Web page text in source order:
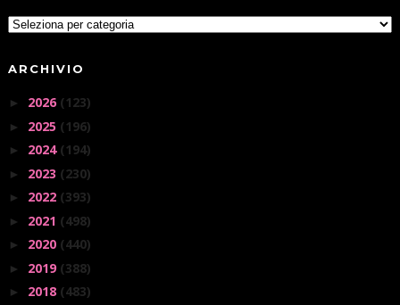
ARCHIVIO
► 2026 (123)
► 2025 (196)
► 2024 (194)
► 2023 (230)
► 2022 (393)
► 2021 (498)
► 2020 (440)
► 2019 (388)
► 2018 (483)